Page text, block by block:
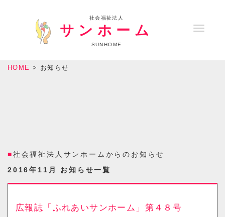
T
a
社会福祉法人
サンホーム
SUNHOME
HOME > お知らせ
社会福祉法人サンホームからのお知らせ
2016年11月 お知らせ一覧
広報誌「ふれあいサンホーム」第４８号